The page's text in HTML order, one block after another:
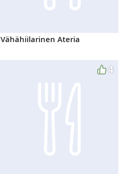
Vähähiilarinen Ateria
4